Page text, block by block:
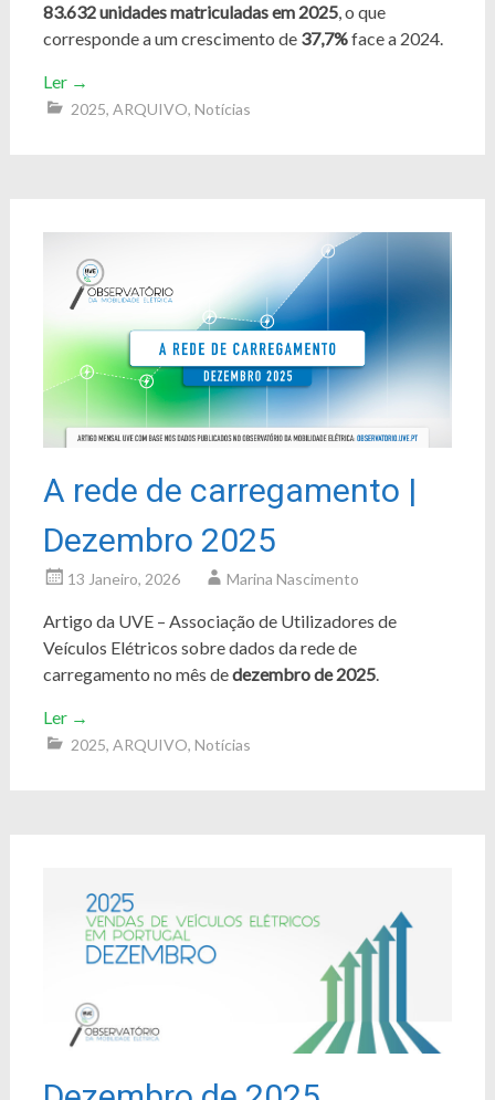
83.632 unidades matriculadas em 2025, o que
corresponde a um crescimento de 37,7%face a 2024.
Ler →
2025, ARQUIVO, Notícias
A rede de carregamento |
Dezembro 2025
13 Janeiro, 2026 Marina Nascimento
Artigo da UVE – Associação de Utilizadores de
Veículos Elétricos sobre dados da rede de
carregamento no mês dedezembro de 2025.
Ler →
2025, ARQUIVO, Notícias